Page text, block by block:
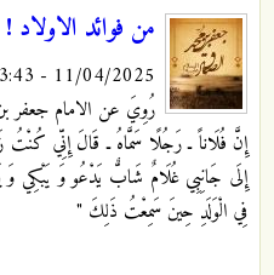
من فوائد الاولاد !
11/04/2025 - 13:43
رُوِيَ عن الامام جعفر
إِنَّ فُلَاناً ـ رَجُلًا سَمَّاهُ ـ قَالَ إِنِّي كُنْتُ
إِلَى جَانِبِي غُلَامٌ شَابٌّ يَدْعُو وَ يَبْكِي
فِي‏ الْوَلَدِ حِينَ سَمِعْتُ ذَلِكَ "